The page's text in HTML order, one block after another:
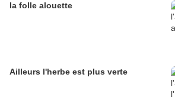
la folle alouette
Ailleurs l'herbe est plus verte